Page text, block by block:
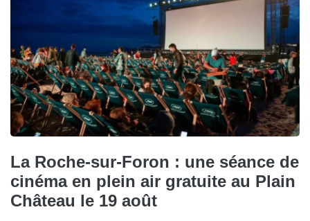
La Roche-sur-Foron : une séance de
cinéma en plein air gratuite au Plain
Château le 19 août